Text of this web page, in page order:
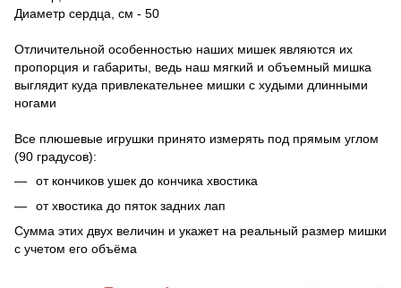
Диаметр сердца, см - 50
Отличительной особенностью наших мишек являются их
пропорция и габариты, ведь наш мягкий и объемный мишка
выглядит куда привлекательнее мишки с худыми длинными
ногами
Все плюшевые игрушки принято измерять под прямым углом
(90 градусов):
от кончиков ушек до кончика хвостика
от хвостика до пяток задних лап
Сумма этих двух величин и укажет на реальный размер мишки
с учетом его объёма